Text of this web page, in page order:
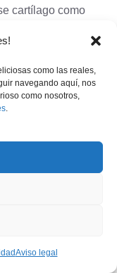
como las reales,
navegando aquí, nos
como nosotros,
.
Aviso legal
cartílago como
óseo
sólido, y el
patrones de
óseo
tipos de hueso,
donde el
por células